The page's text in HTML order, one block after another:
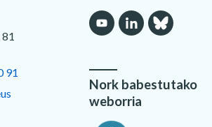
91
Nork babestutako
weborria